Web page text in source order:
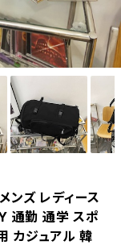
ンズ レディース
通勤 通学 スポ
カジュアル 韓